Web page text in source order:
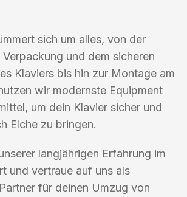
sich um alles, von der
und dem sicheren
Klaviers bis hin zur Montage am
wir modernste Equipment
um dein Klavier sicher und
Elche zu bringen.
langjährigen Erfahrung im
und vertraue auf uns als
für deinen Umzug von